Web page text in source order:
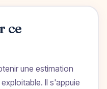
ce
une estimation
Il s'appuie